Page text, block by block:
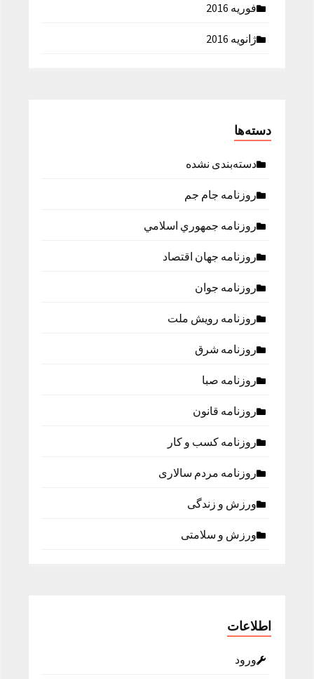
فوریه 2016
ژانویه 2016
دسته‌ها
دسته‌بندی نشده
روزنامه جام جم
روزنامه جمهوري اسلامي
روزنامه جهان اقتصاد
روزنامه جوان
روزنامه رویش ملت
روزنامه شرق
روزنامه صبا
روزنامه قانون
روزنامه كسب و كار
روزنامه مردم سالاری
ورزش و زندگی
ورزش و سلامتی
اطلاعات
ورود